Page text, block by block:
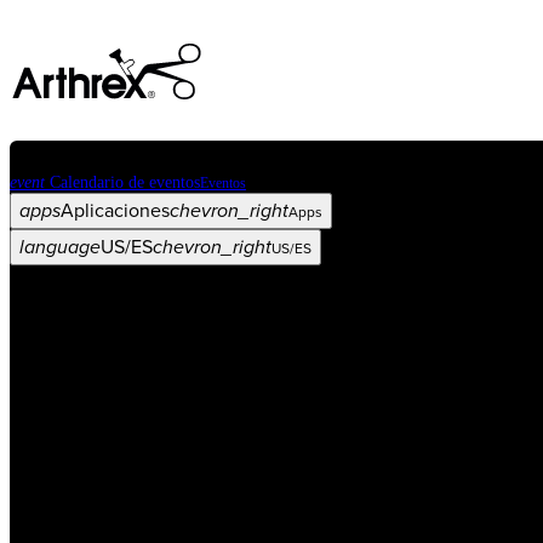
event Calendario de eventosEventos
appsAplicacioneschevron_rightApps
languageUS/ESchevron_rightUS/ES